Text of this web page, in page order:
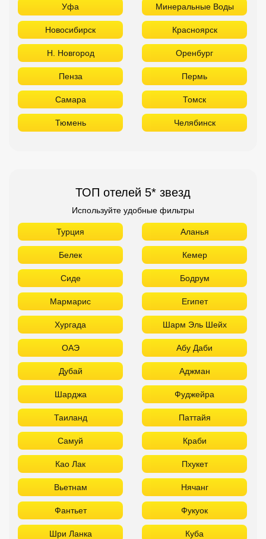
Уфа Минеральные Воды
Новосибирск Красноярск
Н. Новгород Оренбург
Пенза Пермь
Самара Томск
Тюмень Челябинск
ТОП отелей 5* звезд
Используйте удобные фильтры
Турция Аланья
Белек Кемер
Сиде Бодрум
Мармарис Египет
Хургада Шарм Эль Шейх
ОАЭ Абу Даби
Дубай Аджман
Шарджа Фуджейра
Таиланд Паттайя
Самуй Краби
Као Лак Пхукет
Вьетнам Нячанг
Фантьет Фукуок
Шри Ланка Куба